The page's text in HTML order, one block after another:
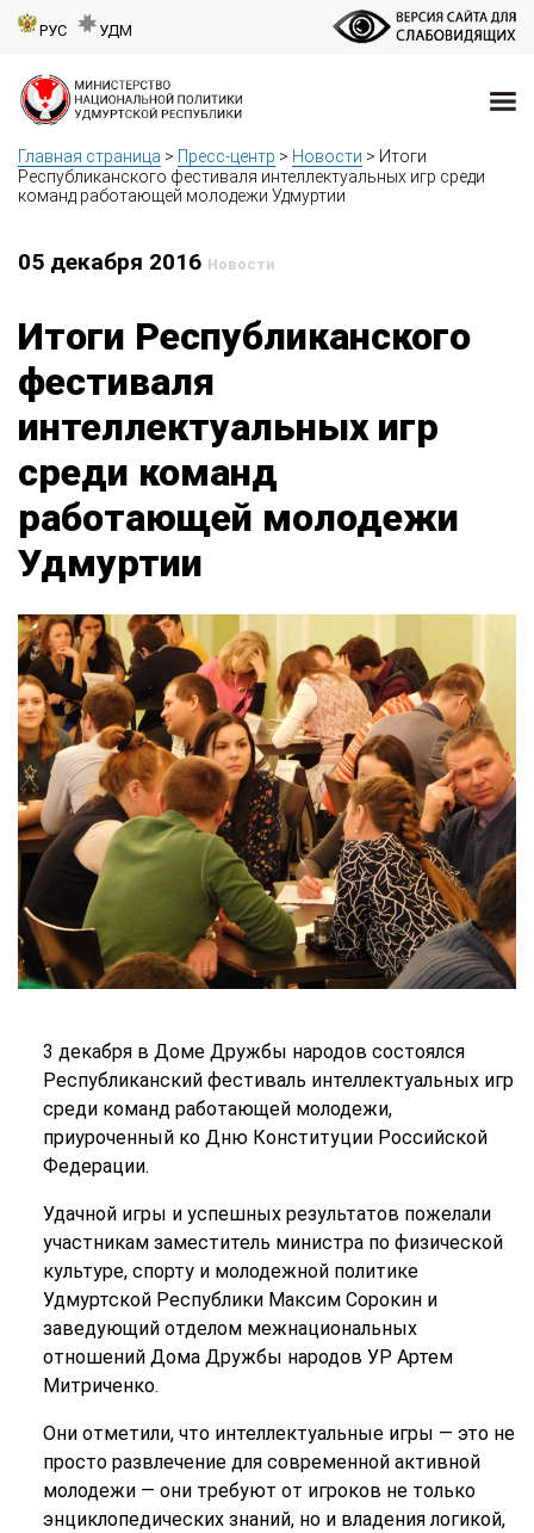
РУС УДМ
Главная страница > Пресс-центр > Новости > Итоги
Республиканского фестиваля интеллектуальных игр среди
команд работающей молодежи Удмуртии
05 декабря 2016 Новости
Итоги Республиканского
фестиваля
интеллектуальных игр
среди команд
работающей молодежи
Удмуртии
3 декабря в Доме Дружбы народов состоялся
Республиканский фестиваль интеллектуальных игр
среди команд работающей молодежи,
приуроченный ко Дню Конституции Российской
Федерации.
Удачной игры и успешных результатов пожелали
участникам заместитель министра по физической
культуре, спорту и молодежной политике
Удмуртской Республики Максим Сорокин и
заведующий отделом межнациональных
отношений Дома Дружбы народов УР Артем
Митриченко.
Они отметили, что интеллектуальные игры — это не
просто развлечение для современной активной
молодежи — они требуют от игроков не только
энциклопедических знаний, но и владения логикой,